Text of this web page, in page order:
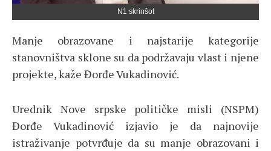
N1 skrinšot
Manje obrazovane i najstarije kategorije
stanovništva sklone su da podržavaju vlast i njene
projekte, kaže Đorđe Vukadinović.
Urednik Nove srpske političke misli (NSPM)
Đorđe Vukadinović izjavio je da najnovije
istraživanje potvrđuje da su manje obrazovani i